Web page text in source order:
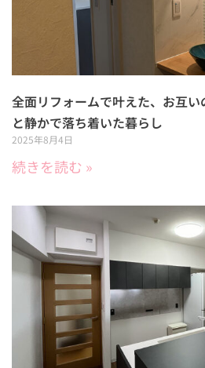
全面リフォームで叶えた、お互い
と静かで落ち着いた暮らし
2025年8月4日
続きを読む »